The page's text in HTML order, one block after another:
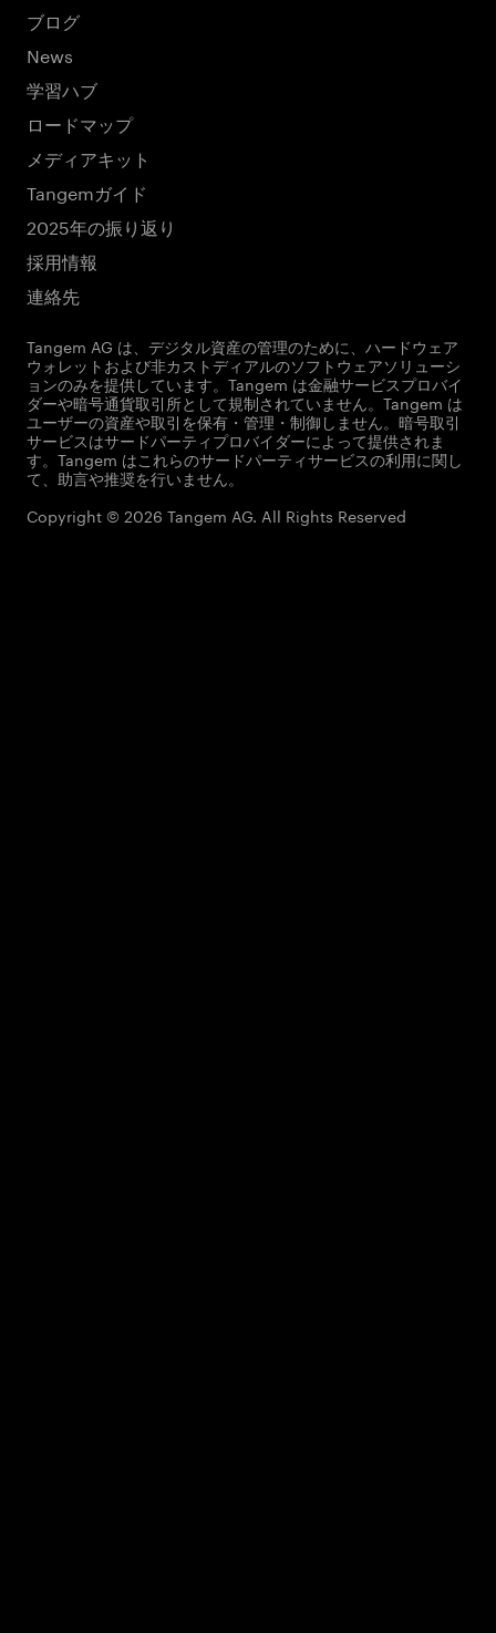
ブログ
News
学習ハブ
ロードマップ
メディアキット
Tangemガイド
2025年の振り返り
採用情報
連絡先
Tangem AG は、デジタル資産の管理のために、ハードウェア
ウォレットおよび非カストディアルのソフトウェアソリューシ
ョンのみを提供しています。Tangem は金融サービスプロバイ
ダーや暗号通貨取引所として規制されていません。Tangem は
ユーザーの資産や取引を保有・管理・制御しません。暗号取引
サービスはサードパーティプロバイダーによって提供されま
す。Tangem はこれらのサードパーティサービスの利用に関し
て、助言や推奨を行いません。